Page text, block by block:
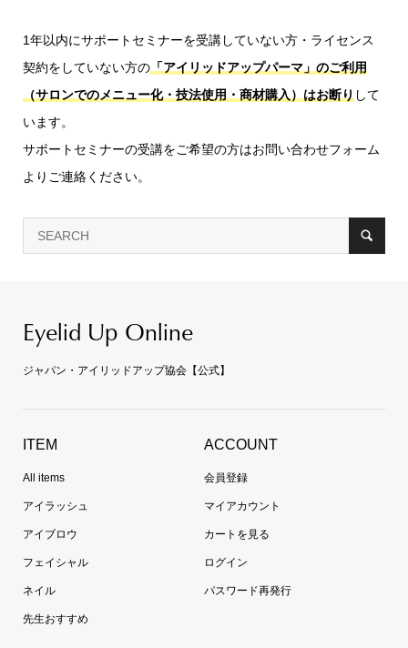
1年以内にサポートセミナーを受講していない方・ライセンス
契約をしていない方の「アイリッドアップパーマ」のご利用
（サロンでのメニュー化・技法使用・商材購入）はお断り して
います。
サポートセミナーの受講をご希望の方はお問い合わせフォーム
よりご連絡ください。
Eyelid Up Online
ジャパン・アイリッドアップ協会【公式】
ITEM
All items
アイラッシュ
アイブロウ
フェイシャル
ネイル
先生おすすめ
ACCOUNT
会員登録
マイアカウント
カートを見る
ログイン
パスワード再発行